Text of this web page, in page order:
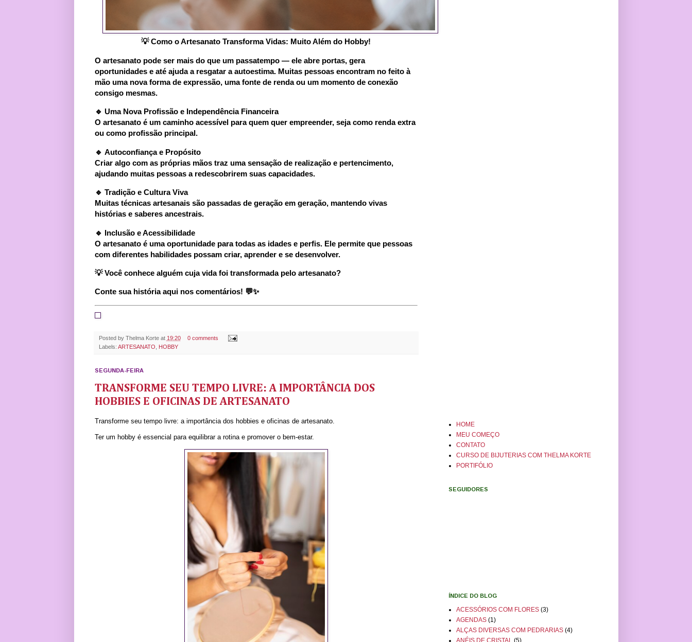
💡 Como o Artesanato Transforma Vidas: Muito Além do Hobby!
O artesanato pode ser mais do que um passatempo — ele abre portas, gera
oportunidades e até ajuda a resgatar a autoestima. Muitas pessoas encontram no feito à
mão uma nova forma de expressão, uma fonte de renda ou um momento de conexão
consigo mesmas.
🔹 Uma Nova Profissão e Independência Financeira
O artesanato é um caminho acessível para quem quer empreender, seja como renda extra
ou como profissão principal.
🔹 Autoconfiança e Propósito
Criar algo com as próprias mãos traz uma sensação de realização e pertencimento,
ajudando muitas pessoas a redescobrirem suas capacidades.
🔹 Tradição e Cultura Viva
Muitas técnicas artesanais são passadas de geração em geração, mantendo vivas
histórias e saberes ancestrais.
🔹 Inclusão e Acessibilidade
O artesanato é uma oportunidade para todas as idades e perfis. Ele permite que pessoas
com diferentes habilidades possam criar, aprender e se desenvolver.
💡 Você conhece alguém cuja vida foi transformada pelo artesanato?
Conte sua história aqui nos comentários! 💬✨
Posted by Thelma Korte at 19:20
0 comments
Labels: ARTESANATO HOBBY
SEGUNDA-FEIRA
TRANSFORME SEU TEMPO LIVRE: A IMPORTÂNCIA DOS
HOBBIES E OFICINAS DE ARTESANATO
Transforme seu tempo livre: a importância dos hobbies e oficinas de artesanato.
Ter um hobby é essencial para equilibrar a rotina e promover o bem-estar.
HOME
MEU COMEÇO
CONTATO
CURSO DE BIJUTERIAS COM THELMA KORTE
PORTIFÓLIO
SEGUIDORES
ÍNDICE DO BLOG
ACESSÓRIOS COM FLORES (3)
AGENDAS (1)
ALÇAS DIVERSAS COM PEDRARIAS (4)
ANÉIS DE CRISTAL (5)